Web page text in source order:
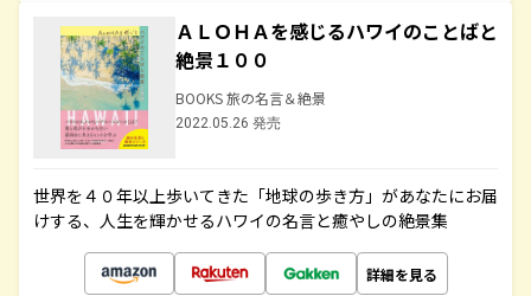
ＡＬＯＨＡを感じるハワイのことばと
絶景１００
BOOKS 旅の名言＆絶景
2022.05.26 発売
世界を４０年以上歩いてきた「地球の歩き方」があなたにお届
けする、人生を輝かせるハワイの名言と癒やしの絶景集
詳細を見る